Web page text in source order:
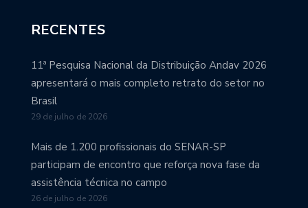
RECENTES
11ª Pesquisa Nacional da Distribuição Andav 2026
apresentará o mais completo retrato do setor no
Brasil
29 de julho de 2026
Mais de 1.200 profissionais do SENAR-SP
participam de encontro que reforça nova fase da
assistência técnica no campo
26 de julho de 2026